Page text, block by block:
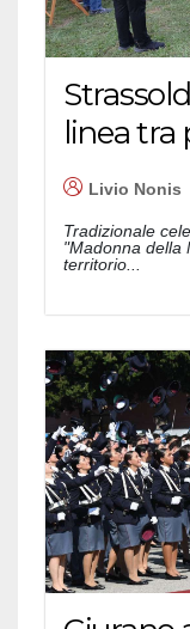
linea tra
Livio Nonis
Tradizionale
"Madonna della
territorio...